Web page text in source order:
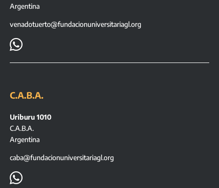
Argentina
venadotuerto@fundacionuniversitariagl.org

C.A.B.A.
Uriburu 1010
C.A.B.A.
Argentina
caba@fundacionuniversitariagl.org
